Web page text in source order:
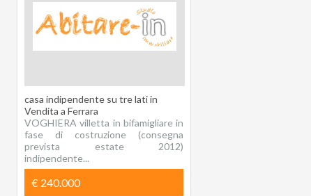
casa indipendente su tre lati in
Vendita a Ferrara
VOGHIERA villetta in bifamigliare in
fase di costruzione (consegna
prevista estate 2012)
indipendente...
€ 240.000